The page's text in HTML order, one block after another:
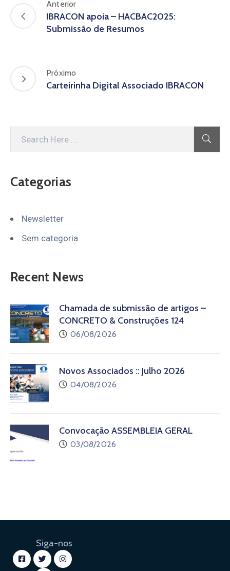
Anterior
IBRACON apoia – HACBAC2025:
Submissão de Resumos
Próximo
Carteirinha Digital Associado IBRACON
Categorias
Newsletter
Sem categoria
Recent News
Chamada de submissão de artigos –
CONCRETO & Construções 124
06/08/2026
Novos Associados :: Julho 2026
04/08/2026
Convocação ASSEMBLEIA GERAL
03/08/2026
Siga-nos